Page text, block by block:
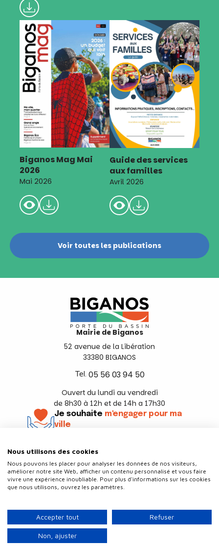
Biganos Mag Mai
2026
Mai 2026
Guide des services
aux familles
Avril 2026
Voir toutes les publications
Mairie de Biganos
52 avenue de la Libération
33380 BIGANOS
Tel. 05 56 03 94 50
Ouvert du lundi au vendredi
de 8h30 à 12h et de 14h a 17h30
Je souhaite m'engager pour ma
ville
Suivez-nous
Politique de confidentialité
Plan du site
Nous utilisons des cookies
Nous pouvons les placer pour analyser les données de nos visiteurs,
améliorer notre site Web, afficher un contenu personnalisé et vous faire
vivre une expérience inoubliable. Pour plus d'informations sur les cookies
que nous utilisons, ouvrez les paramètres.
Accepter tout Refuser
Non, ajuster